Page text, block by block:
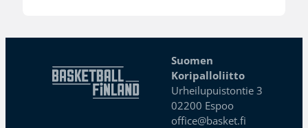
Suomen
Koripalloliitto
Urheilupuistontie 3
02200 Espoo
office@basket.fi